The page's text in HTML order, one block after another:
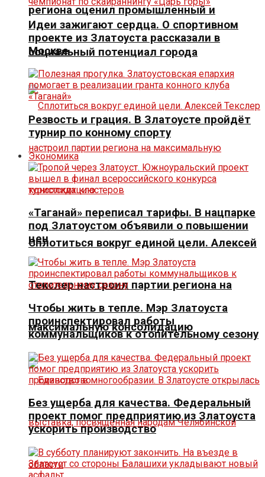
региона оценил промышленный и
социальный потенциал города
Сплотиться вокруг единой цели. Алексей
Текслер настроил партии региона на
максимальную консолидацию
Идеи зажигают сердца. О спортивном
проекте из Златоуста рассказали в
Москве
Резвость и грация. В Златоусте пройдёт
турнир по конному спорту
Экономика
«Таганай» переписал тарифы. В нацпарке
под Златоустом объявили о повышении
цен
Чтобы жить в тепле. Мэр Златоуста
проинспектировал работы
коммунальщиков к отопительному сезону
Без ущерба для качества. Федеральный
проект помог предприятию из Златоуста
ускорить производство